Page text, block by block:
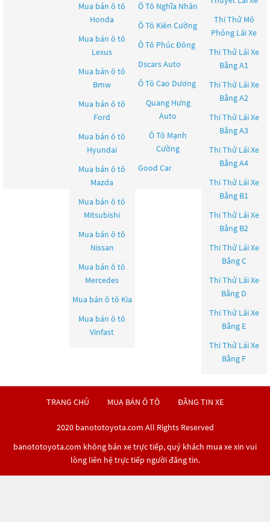
Mua bán ô tô
Honda
Mua bán ô tô
Lexus
Mua bán ô tô
Bmw
Mua bán ô tô
Ford
Mua bán ô tô
Hyundai
Mua bán ô tô
Mazda
Mua bán ô tô
Mitsubishi
Mua bán ô tô
Nissan
Mua bán ô tô
Mercedes
Mua bán ô tô Kia
Mua bán ô tô
Vinfast
Ô Tô Nghĩa Nhân
Ô Tô Kiên Cường
Ô Tô Phúc Đông
Dscars Auto
Ô Tô Cao Dương
Quang Hưng
Auto
Ô Tô Mạnh
Cường
Good Car
Thi Thử Mô
Phỏng Lái Xe
Thi Thử Lái Xe
Bằng A1
Thi Thử Lái Xe
Bằng A2
Thi Thử Lái Xe
Bằng A3
Thi Thử Lái Xe
Bằng A4
Thi Thử Lái Xe
Bằng B1
Thi Thử Lái Xe
Bằng B2
Thi Thử Lái Xe
Bằng C
Thi Thử Lái Xe
Bằng D
Thi Thử Lái Xe
Bằng E
Thi Thử Lái Xe
Bằng F
TRANG CHỦ MUA BÁN Ô TÔ ĐĂNG TIN XE
2020 banototoyota.com All Rights Reserved
banototoyota.com không bán xe trực tiếp, quý khách mua xe xin vui
lòng liên hệ trực tiếp người đăng tin.